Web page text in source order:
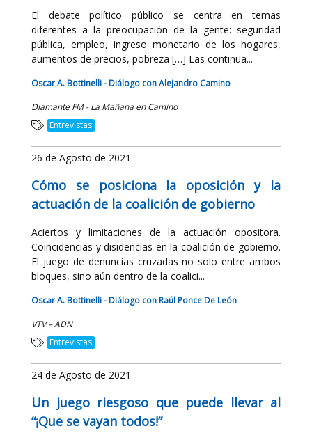
El debate político público se centra en temas
diferentes a la preocupación de la gente: seguridad
pública, empleo, ingreso monetario de los hogares,
aumentos de precios, pobreza […] Las continua...
Oscar A. Bottinelli - Diálogo con Alejandro Camino
Diamante FM - La Mañana en Camino
Entrevistas
26 de Agosto de 2021
Cómo se posiciona la oposición y la
actuación de la coalición de gobierno
Aciertos y limitaciones de la actuación opositora.
Coincidencias y disidencias en la coalición de gobierno.
El juego de denuncias cruzadas no solo entre ambos
bloques, sino aún dentro de la coalici...
Oscar A. Bottinelli - Diálogo con Raúl Ponce De León
VTV – ADN
Entrevistas
24 de Agosto de 2021
Un juego riesgoso que puede llevar al
“¡Que se vayan todos!”